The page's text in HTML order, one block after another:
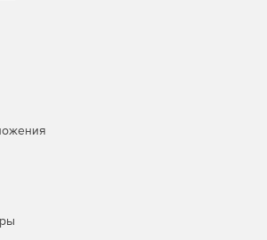
через электронную почту о
в различных форматах: text, pdf,
командной консоли управления SQL